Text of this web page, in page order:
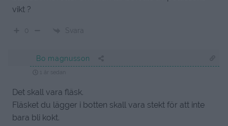
vikt ?
0 Svara
Bo magnusson
1 år sedan
Det skall vara fläsk.
Fläsket du lägger i botten skall vara stekt för att inte
bara bli kokt.